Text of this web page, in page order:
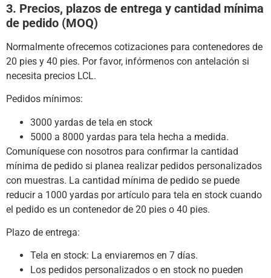
3. Precios, plazos de entrega y cantidad mínima
de pedido (MOQ)
Normalmente ofrecemos cotizaciones para contenedores de
20 pies y 40 pies. Por favor, infórmenos con antelación si
necesita precios LCL.
Pedidos mínimos:
3000 yardas de tela en stock
5000 a 8000 yardas para tela hecha a medida.
Comuníquese con nosotros para confirmar la cantidad
mínima de pedido si planea realizar pedidos personalizados
con muestras. La cantidad mínima de pedido se puede
reducir a 1000 yardas por artículo para tela en stock cuando
el pedido es un contenedor de 20 pies o 40 pies.
Plazo de entrega:
Tela en stock: La enviaremos en 7 días.
Los pedidos personalizados o en stock no pueden